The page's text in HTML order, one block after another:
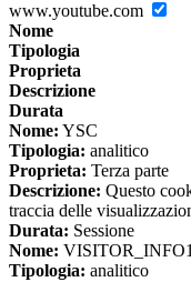
www.youtube.com
Nome
Tipologia
Proprieta
Descrizione
Durata
Nome: YSC
Tipologia: analitico
Proprieta: Terza parte
Descrizione: Questo
traccia delle
Durata: Sessione
Nome:
Tipologia: analitico